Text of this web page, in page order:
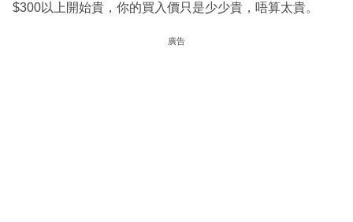
$300以上開始貴，你的買入價只是少少貴，唔算太貴。
廣告